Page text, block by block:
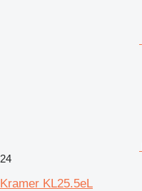
24
Kramer KL25.5eL